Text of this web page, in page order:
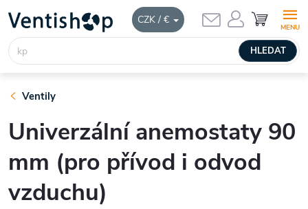
CZK / €
obsah
HLEDAT
NÁKUPNÍ
KOŠÍK
Ventily
Univerzální anemostaty 90
mm (pro přívod i odvod
vzduchu)